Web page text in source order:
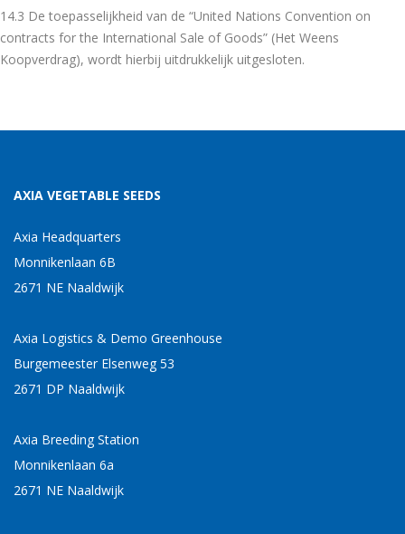
14.3 De toepasselijkheid van de “United Nations Convention on
contracts for the International Sale of Goods” (Het Weens
Koopverdrag), wordt hierbij uitdrukkelijk uitgesloten.
AXIA VEGETABLE SEEDS
Axia Headquarters
Monnikenlaan 6B
2671 NE Naaldwijk
Axia Logistics & Demo Greenhouse
Burgemeester Elsenweg 53
2671 DP Naaldwijk
Axia Breeding Station
Monnikenlaan 6a
2671 NE Naaldwijk